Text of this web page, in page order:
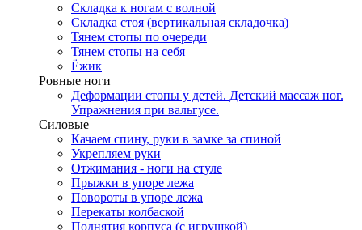
Складка к ногам с волной
Складка стоя (вертикальная складочка)
Тянем стопы по очереди
Тянем стопы на себя
Ёжик
Ровные ноги
Деформации стопы у детей. Детский массаж ног.
Упражнения при вальгусе.
Силовые
Качаем спину, руки в замке за спиной
Укрепляем руки
Отжимания - ноги на стуле
Прыжки в упоре лежа
Повороты в упоре лежа
Перекаты колбаской
Поднятия корпуса (с игрушкой)